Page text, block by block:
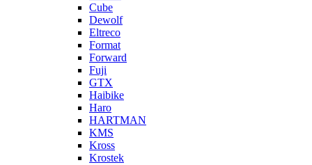
Cube
Dewolf
Eltreco
Format
Forward
Fuji
GTX
Haibike
Haro
HARTMAN
KMS
Kross
Krostek